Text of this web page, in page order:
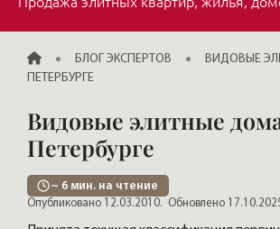
ГЛАВНАЯБЛОГ ЭКСПЕРТОВ
ВИДОВЫЕ
ПЕТЕРБУРГЕ
Видовые элитные
Петербурге
~ 6 мин. на чтение
Опубликовано 12.03.2010. Обновлено